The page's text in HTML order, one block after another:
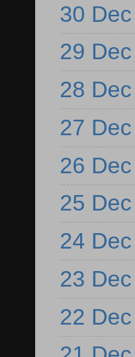
30 Dec
29 Dec
28 Dec
27 Dec
26 Dec
25 Dec
24 Dec
23 Dec
22 Dec